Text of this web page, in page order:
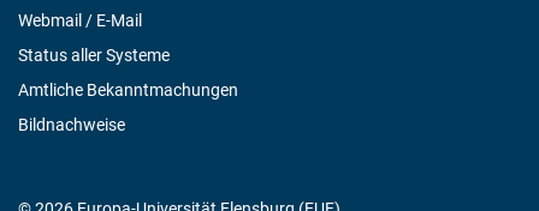
Webmail / E-Mail
Status aller Systeme
Amtliche Bekanntmachungen
Bildnachweise